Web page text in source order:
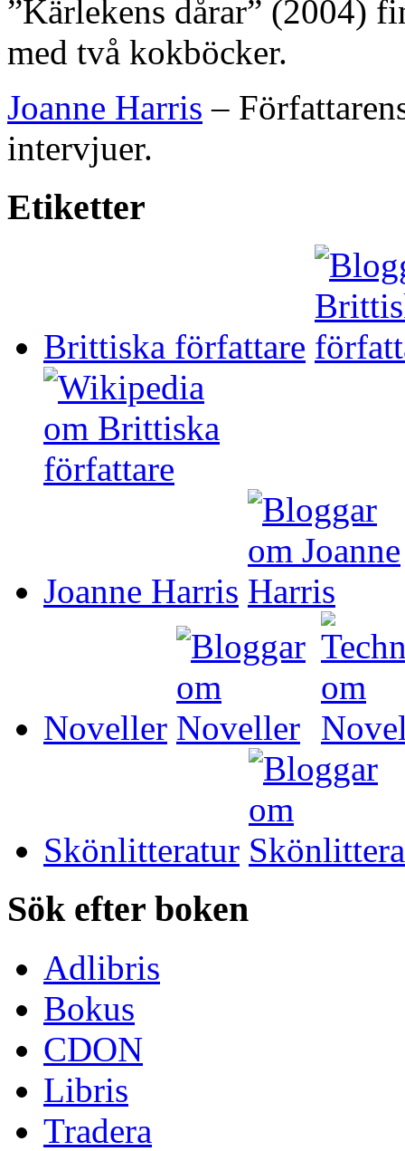
”Kärlekens dårar” (2004)
med två kokböcker.
Joanne Harris –
intervjuer.
Etiketter
Brittiska författare
Joanne Harris
Noveller
Skönlitteratur
Sök efter boken
Adlibris
Bokus
CDON
Libris
Tradera